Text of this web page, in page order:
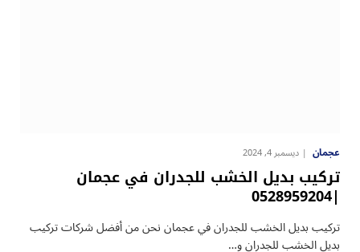
عجمان ديسمبر 4, 2024
تركيب بديل الخشب للجدران في عجمان
|0528959204
تركيب بديل الخشب للجدران في عجمان نحن من أفضل شركات تركيب
بديل الخشب للجدران و…